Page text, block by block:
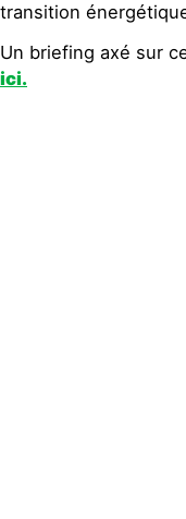
transition
Un briefing axé sur
ici.